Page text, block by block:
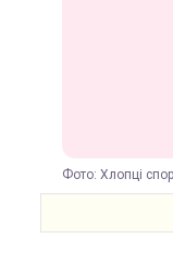
Фото: Хлопці